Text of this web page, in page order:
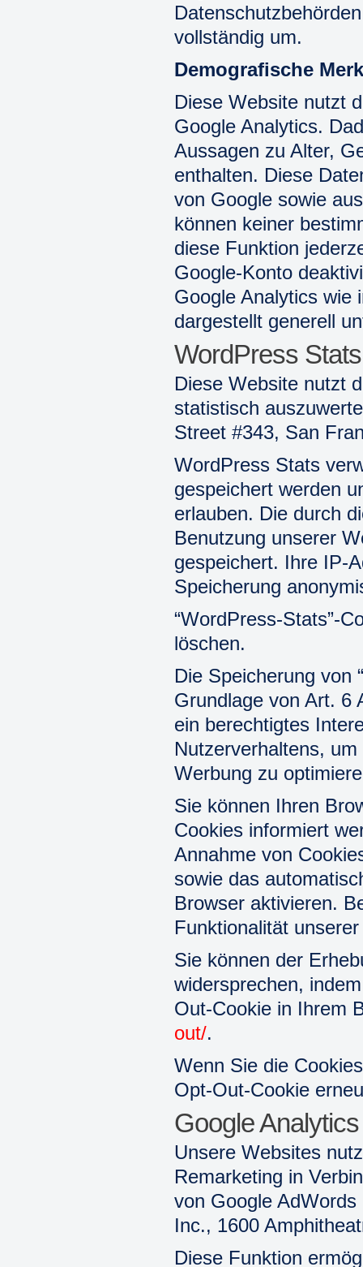
vollständig um.
Demografische
Diese Website nutzt
Google Analytics.
Aussagen zu Alter,
enthalten. Diese
von Google sowie
können keiner
diese Funktion
Google-Konto
Google Analytics wie
dargestellt generell
WordPress Stats
Diese Website nutzt
statistisch
Street #343, San
WordPress Stats
gespeichert werden
erlauben. Die durch
Benutzung unserer
gespeichert. Ihre IP-
Speicherung
“WordPress-Stats”-
löschen.
Die Speicherung von
Grundlage von Art. 6
ein berechtigtes
Nutzerverhaltens,
Werbung zu
Sie können Ihren
Cookies informiert
Annahme von
sowie das
Browser aktivieren.
Funktionalität
Sie können der
widersprechen,
Out-Cookie in Ihrem
out/.
Wenn Sie die
Opt-Out-Cookie
Google
Unsere Websites
Remarketing in
von Google
Inc., 1600
Diese Funktion